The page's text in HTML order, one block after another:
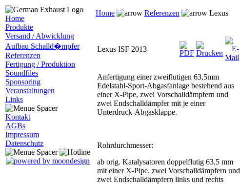
Home
Produkte
Versand / Abwicklung
Aufbau Schalld�mpfer
Referenzen
Fertigung / Produktion
Soundfiles
Sponsoring
Veranstaltungen
Links
Kontakt
AGBs
Impressum
Datenschutz
Home Referenzen Lexus
Lexus ISF 2013
Anfertigung einer zweiflutigen 63,5mm
Edelstahl-Sport-Abgasfanlage bestehend aus
einer X-Pipe, zwei Vorschalldämpfern und
zwei Endschalldämpfer mit je einer
Unterdruck-Abgasklappe.
Rohrdurchmesser:
ab orig. Katalysatoren doppelflutig 63,5 mm
mit einer X-Pipe, zwei Vorschalldämpfern und
zwei Endschalldämpfern links und rechts